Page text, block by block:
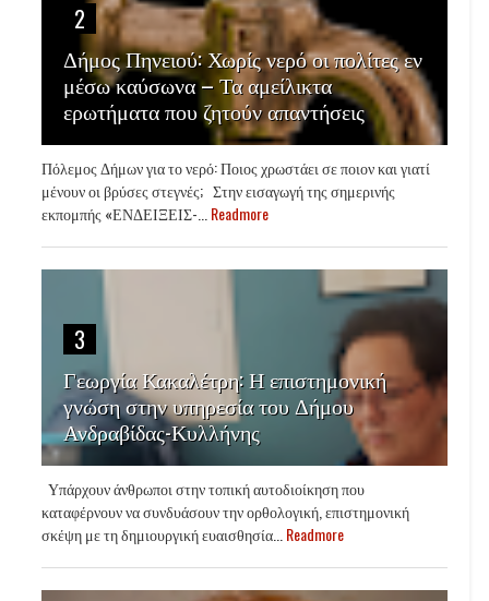
2
Δήμος Πηνειού: Χωρίς νερό οι πολίτες εν
μέσω καύσωνα – Τα αμείλικτα
ερωτήματα που ζητούν απαντήσεις
Πόλεμος Δήμων για το νερό: Ποιος χρωστάει σε ποιον και γιατί
μένουν οι βρύσες στεγνές; Στην εισαγωγή της σημερινής
εκπομπής «ΕΝΔΕΙΞΕΙΣ-... Readmore
3
Γεωργία Κακαλέτρη: Η επιστημονική
γνώση στην υπηρεσία του Δήμου
Ανδραβίδας-Κυλλήνης
Υπάρχουν άνθρωποι στην τοπική αυτοδιοίκηση που
καταφέρνουν να συνδυάσουν την ορθολογική, επιστημονική
σκέψη με τη δημιουργική ευαισθησία... Readmore